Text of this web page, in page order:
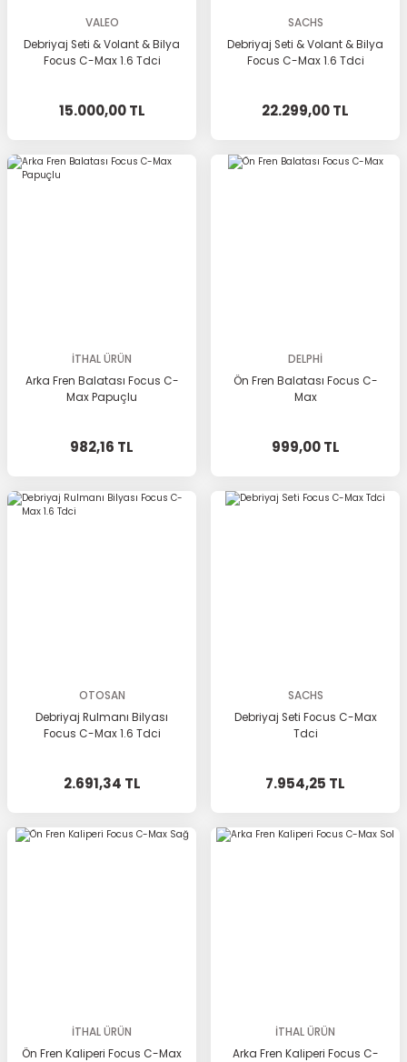
VALEO
Debriyaj Seti & Volant & Bilya
Focus C-Max 1.6 Tdci
15.000,00 TL
SACHS
Debriyaj Seti & Volant & Bilya
Focus C-Max 1.6 Tdci
22.299,00 TL
İTHAL ÜRÜN
Arka Fren Balatası Focus C-
Max Papuçlu
982,16 TL
DELPHİ
Ön Fren Balatası Focus C-
Max
999,00 TL
OTOSAN
Debriyaj Rulmanı Bilyası
Focus C-Max 1.6 Tdci
2.691,34 TL
SACHS
Debriyaj Seti Focus C-Max
Tdci
7.954,25 TL
İTHAL ÜRÜN
Ön Fren Kaliperi Focus C-Max
İTHAL ÜRÜN
Arka Fren Kaliperi Focus C-